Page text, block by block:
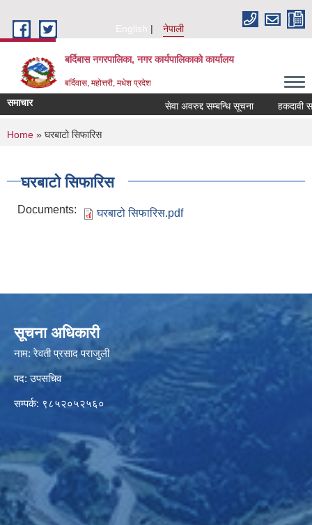
English
नेपाली
बर्दिबास नगरपालिका, नगर कार्यपालिकाको कार्यालय
बर्दिवास, महोत्तरी, मधेश प्रदेश
समाचार सेवा अवरुद्द सम्बन्धि सूचना हकदावी
You are here
Home » घरबाटो सिफारिस
घरबाटो सिफारिस
Documents: घरबाटो सिफारिस.pdf
सूचना अधिकारी
नाम: रेवती प्रसाद पराजुली
पद: उपसचिव
सम्पर्क: ९८५२०५२५६०